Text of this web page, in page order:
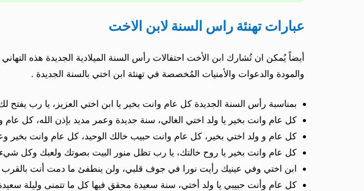
عبارات تهنئة راس السنة لابن الاخت
أيضاً يُمكن ان تُشارك ابن الأخت احتفالات رأس السنة الميلادية الجديدة هذه
والمودة والدعوات والأمنيات المُخصصة في تهنئة ابن اختي بالسنة الجديدة .
بمناسبة رأس السنة الجديدة كل عام وانت بخير يا ابن اختي العزيز، يا رب يفتح
كل عام وانت بخير يا ولد اختي الغالي، سنة جديدة وعمر مديد بإذن الله، كل عام
كل عام و ولد اختي بخير، كل عام وانت حبيب خالك الوحيد، كل عام وانت بخير
كل عام وانت بخير يا روح خالتك، يا رب تظل منور البيت بصوتك ولعبك وكل شيء
ابن اختي وفي عينيك رأيت نورا في جوف قلبي، ولن ينطفئ ما دمت أنت
كل عام وأنت حبيبي يا ولد أختي، سنة سعيدة محقق فيها كل ما تتمنى وليلة